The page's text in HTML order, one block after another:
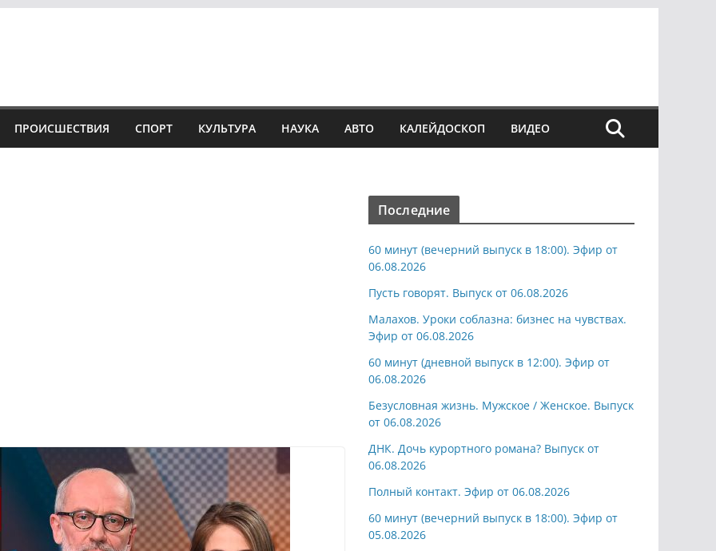
ПРОИСШЕСТВИЯ СПОРТ КУЛЬТУРА НАУКА АВТО КАЛЕЙДОСКОП ВИДЕО
Последние
60 минут (вечерний выпуск в 18:00). Эфир от
06.08.2026
Пусть говорят. Выпуск от 06.08.2026
Малахов. Уроки соблазна: бизнес на чувствах.
Эфир от 06.08.2026
60 минут (дневной выпуск в 12:00). Эфир от
06.08.2026
Безусловная жизнь. Мужское / Женское. Выпуск
от 06.08.2026
ДНК. Дочь курортного романа? Выпуск от
06.08.2026
Полный контакт. Эфир от 06.08.2026
60 минут (вечерний выпуск в 18:00). Эфир от
05.08.2026